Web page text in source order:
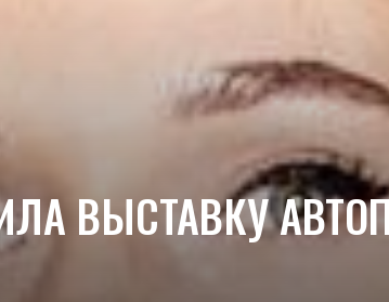
ВЫСТАВКУ